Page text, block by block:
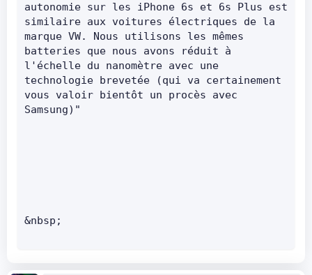
autonomie sur les iPhone 6s et 6s Plus est
similaire aux voitures électriques de la
marque VW. Nous utilisons les mêmes
batteries que nous avons réduit à
l'échelle du nanomètre avec une
technologie brevetée (qui va certainement
vous valoir bientôt un procès avec
Samsung)"
&nbsp;